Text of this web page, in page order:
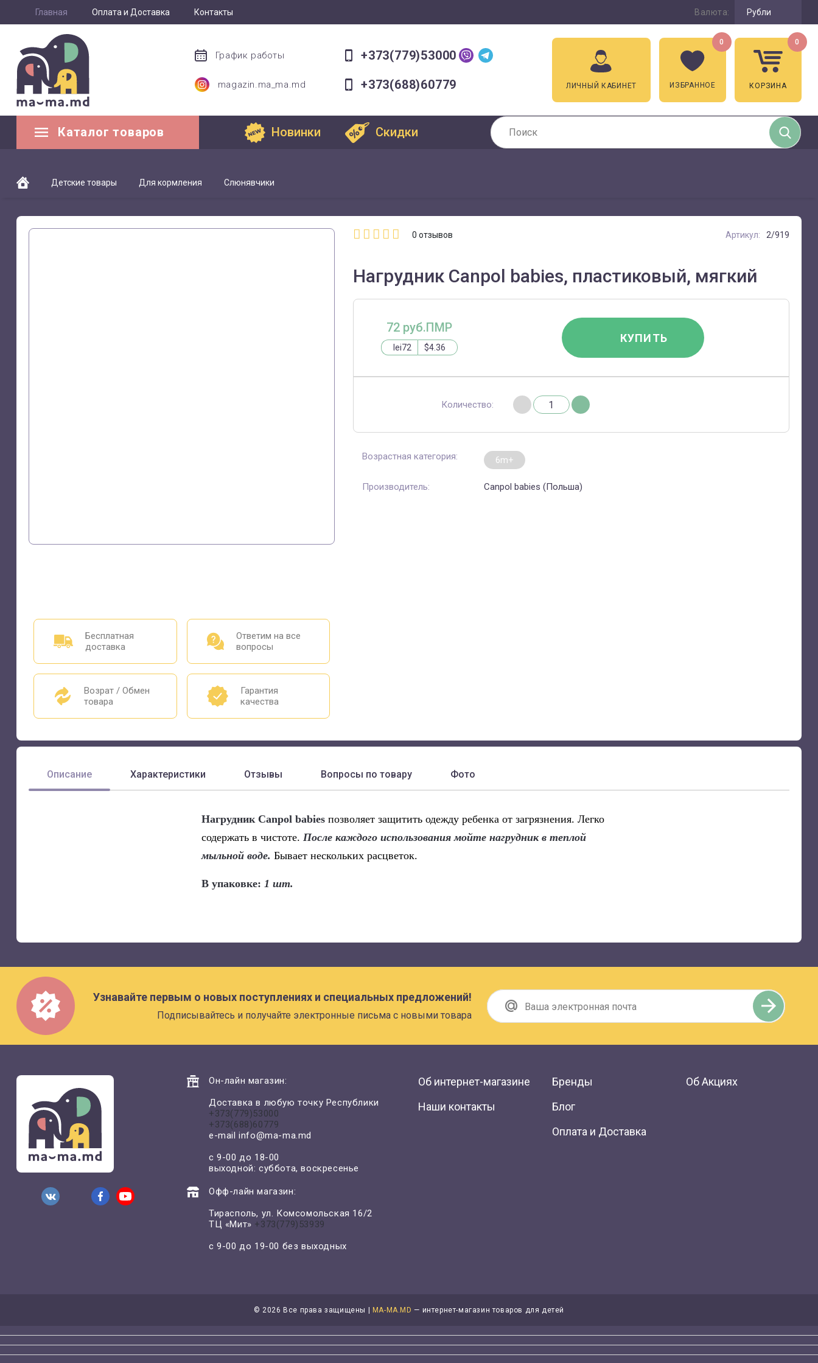
Главная Оплата и Доставка Контакты Валюта: Рубли
График работы +373(779)53000
magazin.ma_ma.md +373(688)60779 ЛИЧНЫЙ КАБИНЕТ ИЗБРАННОЕ
0
КОРЗИНА
0
Каталог товаров Новинки Скидки
Детские товары Для кормления Слюнявчики
Бесплатная
доставка
Ответим на все
вопросы
Возрат / Обмен
товара
Гарантия
качества
0отзывов Артикул: 2/919
Нагрудник Canpol babies, пластиковый, мягкий
72 руб.ПМР
lei72 $4.36
КУПИТЬ
Количество:
Возрастная категория: 6m+
Производитель: Canpol babies (Польша)
Описание Характеристики Отзывы Вопросы по товару Фото
Нагрудник Canpol babies позволяет защитить одежду ребенка от загрязнения. Легко
содержать в чистоте.После каждого использования мойте нагрудник в теплой
мыльной воде.Бывает нескольких расцветок.
В упаковке:1 шт.
Узнавайте первым о новых поступлениях и специальных предложений!
Подписывайтесь и получайте электронные письма с новыми товара
Он-лайн магазин:
Доставка в любую точку Республики
+373(779)53000
+373(688)60779
e-mailinfo@ma-ma.md
с 9-00 до 18-00
выходной: суббота, воскресенье
Офф-лайн магазин:
Тирасполь, ул. Комсомольская 16/2
ТЦ «Мит» +373(779)53939
с 9-00 до 19-00 без выходных
Об интернет-магазине
Наши контакты
Бренды
Блог
Оплата и Доставка
Об Акциях
© 2026 Все права защищены | MA-MA.MD — интернет-магазин товаров для детей